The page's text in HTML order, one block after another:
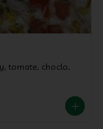
tomate, choclo,